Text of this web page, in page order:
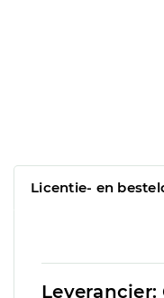
Licentie- en
Leverancier: